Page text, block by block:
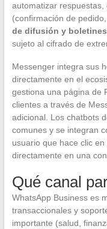
automatizar
(confirmación de
de difusión y
sujeto al cifrado de
Messenger integra sus
directamente en el
gestiona una página de
clientes a través de
adicional. Los chatbots
comunes y se integran
usuario que hace clic
directamente en una
Qué canal
WhatsApp Business es
transaccionales y
importante (salud,